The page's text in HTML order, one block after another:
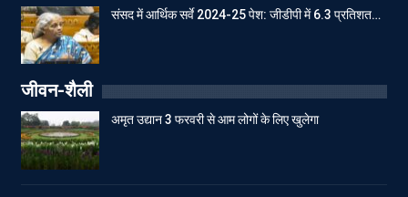
संसद में आर्थिक सर्वे 2024-25 पेश: जीडीपी में 6.3 प्रतिशत…
जीवन-शैली
अमृत उद्यान 3 फरवरी से आम लोगों के लिए खुलेगा